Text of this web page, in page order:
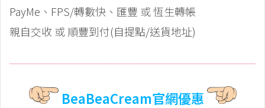
PayMe、FPS/轉數快、匯豐 或 恆生轉帳
親自交收 或 順豐到付(自提點/送貨地址)
BeaBeaCream官網優惠